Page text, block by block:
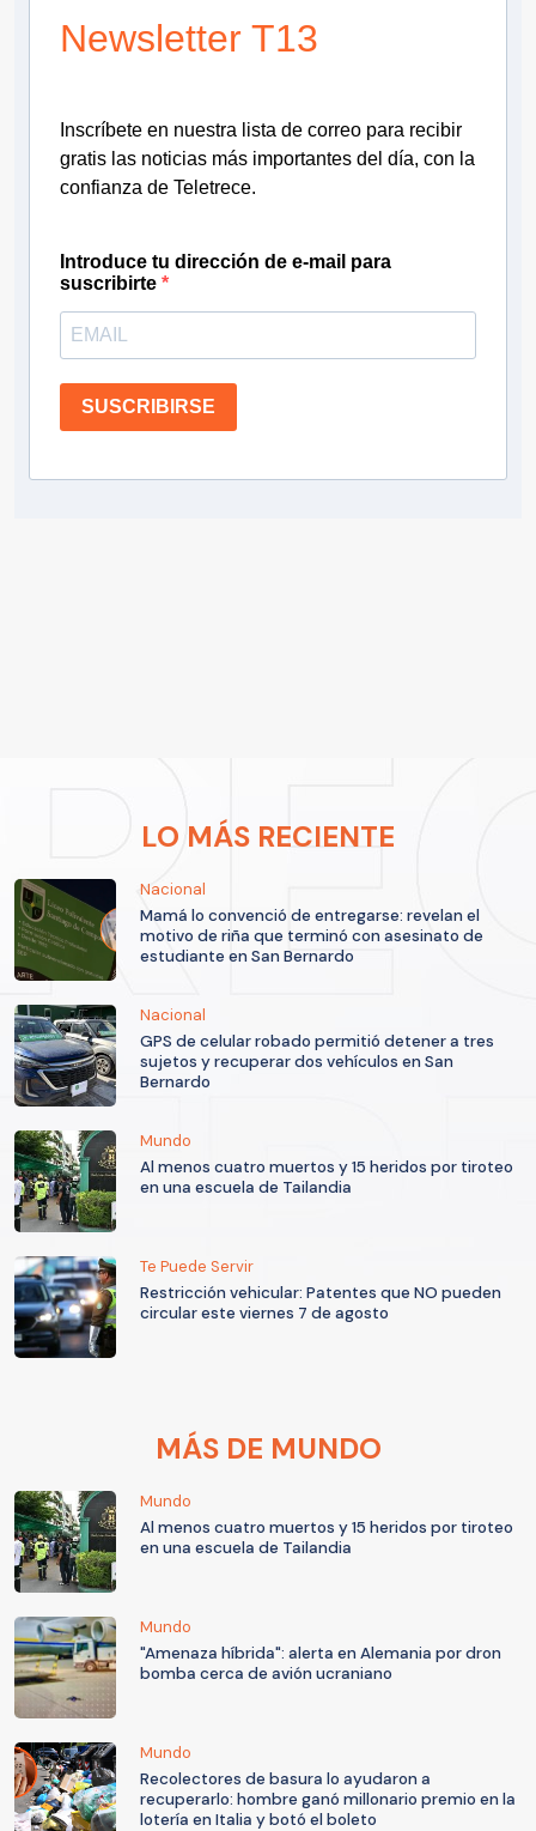
Newsletter T13
Inscríbete en nuestra lista de correo para recibir
gratis las noticias más importantes del día, con la
confianza de Teletrece.
Introduce tu dirección de e-mail para
suscribirte
SUSCRIBIRSE
LO MÁS RECIENTE
Nacional
Mamá lo convenció de entregarse: revelan el
motivo de riña que terminó con asesinato de
estudiante en San Bernardo
Nacional
GPS de celular robado permitió detener a tres
sujetos y recuperar dos vehículos en San
Bernardo
Mundo
Al menos cuatro muertos y 15 heridos por tiroteo
en una escuela de Tailandia
Te Puede Servir
Restricción vehicular: Patentes que NO pueden
circular este viernes 7 de agosto
MÁS DE MUNDO
Mundo
Al menos cuatro muertos y 15 heridos por tiroteo
en una escuela de Tailandia
Mundo
"Amenaza híbrida": alerta en Alemania por dron
bomba cerca de avión ucraniano
Mundo
Recolectores de basura lo ayudaron a
recuperarlo: hombre ganó millonario premio en la
lotería en Italia y botó el boleto